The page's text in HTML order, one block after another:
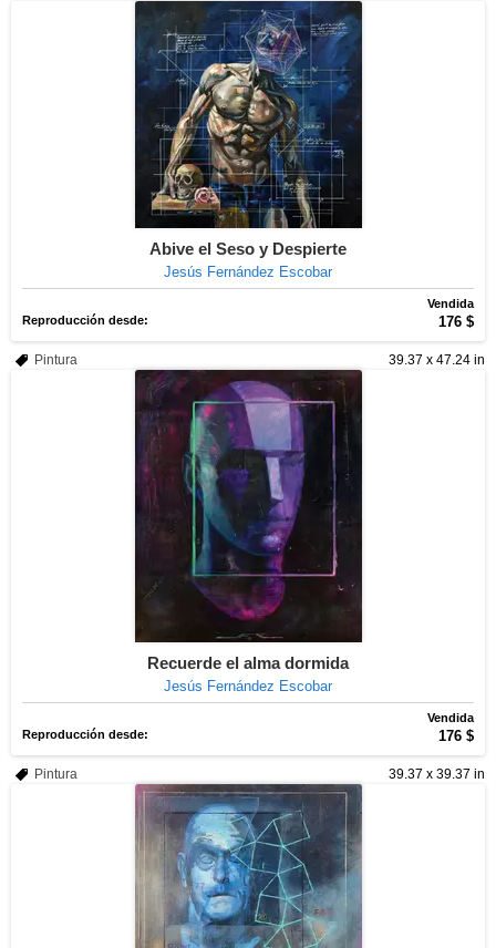
Abive el Seso y Despierte
Jesús Fernández Escobar
Vendida
Reproducción desde:
176 $
39.37 x 47.24 in
Pintura
Recuerde el alma dormida
Jesús Fernández Escobar
Vendida
Reproducción desde:
176 $
39.37 x 39.37 in
Pintura